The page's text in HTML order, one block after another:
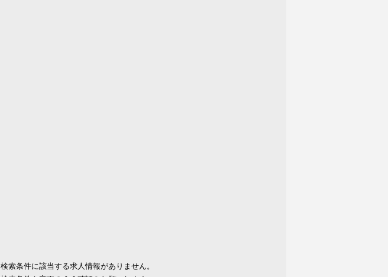
検索条件に該当する求人情報がありません。